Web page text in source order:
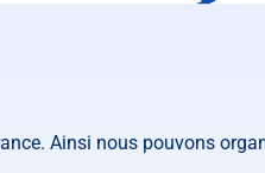
Ainsi nous pouvons